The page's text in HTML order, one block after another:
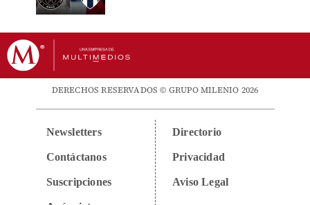
DERECHOS RESERVADOS © GRUPO MILENIO 2026
Newsletters
Contáctanos
Suscripciones
Directorio
Privacidad
Aviso Legal